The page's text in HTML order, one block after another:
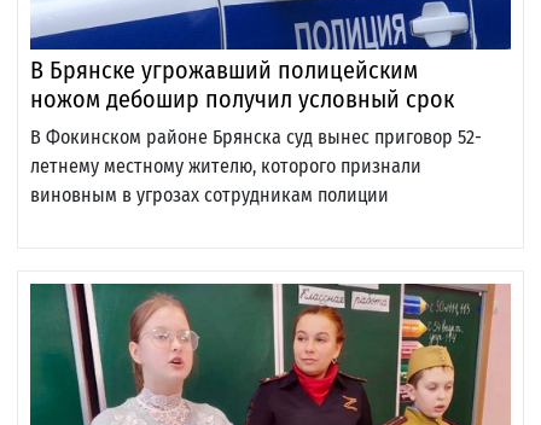
В Брянске угрожавший полицейским
ножом дебошир получил условный срок
В Фокинском районе Брянска суд вынес приговор 52-
летнему местному жителю, которого признали
виновным в угрозах сотрудникам полиции